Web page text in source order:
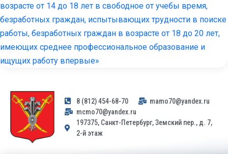
возрасте от 14 до 18 лет в свободное от учебы время,
безработных граждан, испытывающих трудности в поиске
работы, безработных граждан в возрасте от 18 до 20 лет,
имеющих среднее профессиональное образование и
ищущих работу впервые»
8 (812) 454-68-70
mamo70@yandex.ru
mcmo70@yandex.ru
197375, Санкт-Петербург, Земский пер., д. 7,
2-й этаж